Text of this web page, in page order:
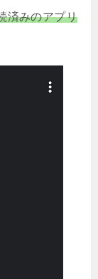
済みのアプリ